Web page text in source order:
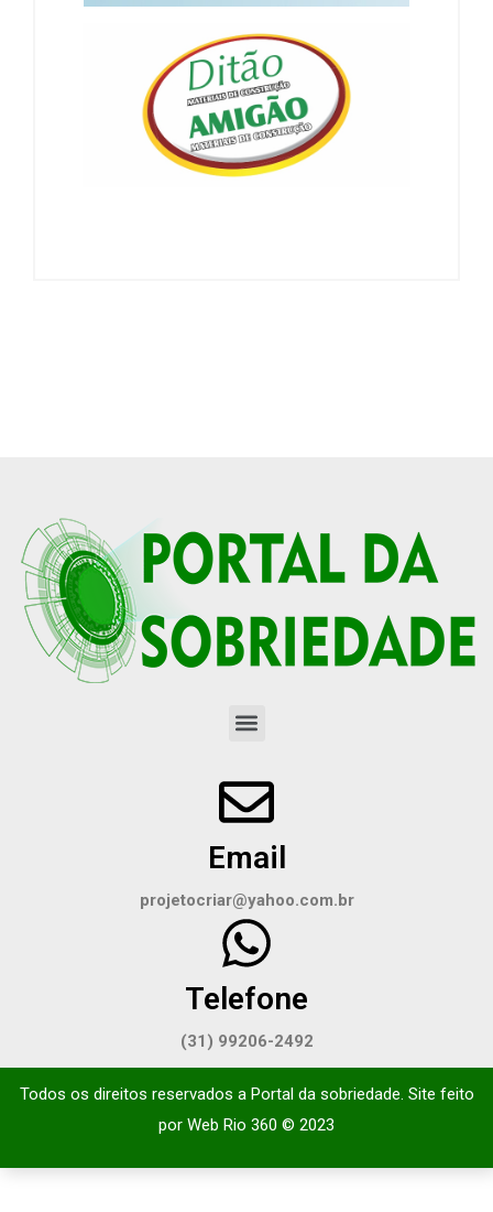
Email
projetocriar@yahoo.com.br
Telefone
(31) 99206-2492
Todos os direitos reservados a Portal da sobriedade. Site feito
por Web Rio 360 © 2023​